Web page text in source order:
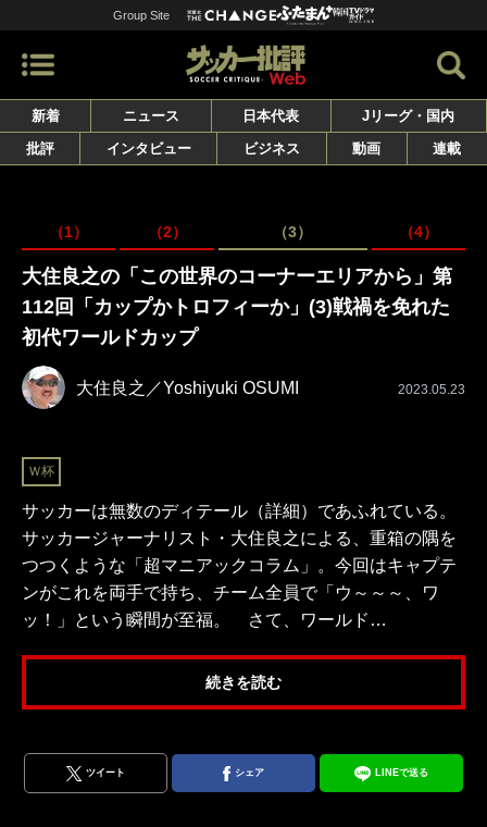
Group Site
新着 ニュース 日本代表
Jリーグ・国内
批評
インタビュー ビジネス 動画 連載
（1） （2） （3） （4）
大住良之の「この世界のコーナーエリアから」第
112回「カップかトロフィーか」(3)戦禍を免れた
初代ワールドカップ
大住良之／Yoshiyuki OSUMI 2023.05.23
Ｗ杯
サッカーは無数のディテール（詳細）であふれている。
サッカージャーナリスト・大住良之による、重箱の隅を
つつくような「超マニアックコラム」。今回はキャプテ
ンがこれを両手で持ち、チーム全員で「ウ～～～、ワ
ッ！」という瞬間が至福。 さて、ワールド…
続きを読む
ツイート シェア LINEで送る